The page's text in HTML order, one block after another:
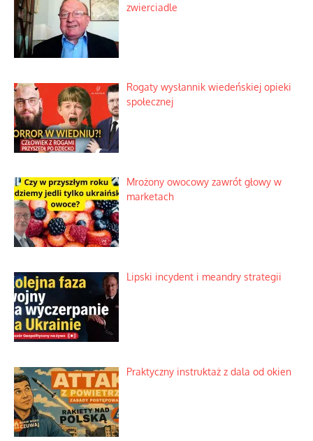
zwierciadle
Rogaty wysłannik wiedeńskiej opieki
społecznej
Mrożony owocowy zawrót głowy w
marketach
Lipski incydent i meandry strategii
Praktyczny instruktaż z dala od okien